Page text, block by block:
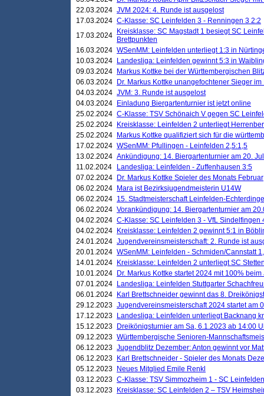
22.03.2024 JVM 2024: 4. Runde ist ausgelost
17.03.2024 C-Klasse: SC Leinfelden 3 - Renningen 3 2:2
17.03.2024
Kreisklasse: SC Magstadt 1 besiegt SC
Brettpunkten
16.03.2024 WSenMM: Leinfelden unterliegt 1:3 in
10.03.2024
Landesliga: Leinfelden gewinnt 5:3 in
09.03.2024
Markus Kottke bei der Württembergischen
06.03.2024
Dr. Markus Kottke unangefochtener Sieger
04.03.2024 JVM: 3. Runde ist ausgelost
04.03.2024
Einladung Biergartenturnier ist jetzt online
25.02.2024 C-Klasse: TSV Schönaich V gegen SC
25.02.2024
Kreisklasse: Leinfelden 2 unterliegt
25.02.2024
Markus Kottke qualifiziert sich für die
17.02.2024 WSenMM: Pfullingen - Leinfelden 2,5:1,5
13.02.2024 Ankündigung: 14. Biergartenturnier am 20.
11.02.2024
Landesliga: Leinfelden - Zuffenhausen 3:5
07.02.2024
Dr. Markus Kottke Spieler des Monats Februar
06.02.2024
Mara ist Bezirksjugendmeisterin U14W
06.02.2024 15. Stadtmeisterschaft Leinfelden-
06.02.2024 Vorankündigung: 14. Biergartenturnier am
04.02.2024 C-Klasse: SC Leinfelden 3 - VfL Sindelfingen
04.02.2024
Kreisklasse: Leinfelden 2 gewinnt 5:1 in
24.01.2024 Jugendvereinsmeisterschaft: 2. Runde ist
20.01.2024 WSenMM: Leinfelden - Schmiden/Cannstatt
14.01.2024
Kreisklasse: Leinfelden 2 unterliegt SC
10.01.2024
Dr. Markus Kottke startet 2024 mit 100%
07.01.2024
Landesliga: Leinfelden Stuttgarter
06.01.2024
Karl Brettschneider gewinnt das 8.
29.12.2023 Jugendvereinsmeisterschaft 2024 startet am
17.12.2023
Landesliga: Leinfelden unterliegt Backnang
15.12.2023
Dreikönigsturnier am Sa, 6.1.2023 ab 14:00
09.12.2023 Württembergische Senioren-
06.12.2023 Jugendblitz Dezember: Anton gewinnt vor
06.12.2023
Karl Brettschneider - Spieler des Monats
05.12.2023
Neues Mitglied Emile Renkl
03.12.2023 C-Klasse: TSV Simmozheim 1 - SC
03.12.2023
Kreisklasse: SC Leinfelden 2 – TSV